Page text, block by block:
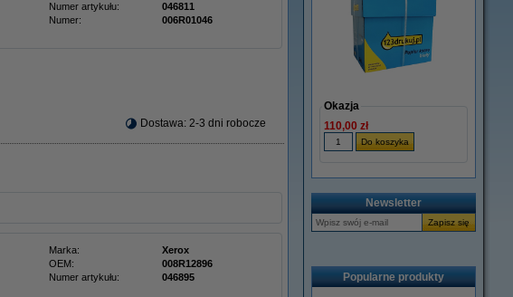
Numer artykułu:
046811
Numer:
006R01046
Dostawa: 2-3 dni robocze
Marka:
Xerox
OEM:
008R12896
Numer artykułu:
046895
Okazja
110,00 zł
Newsletter
Popularne produkty